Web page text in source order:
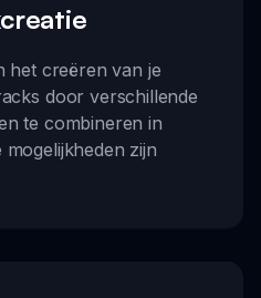
het creëren van je
door verschillende
te combineren in
zijn